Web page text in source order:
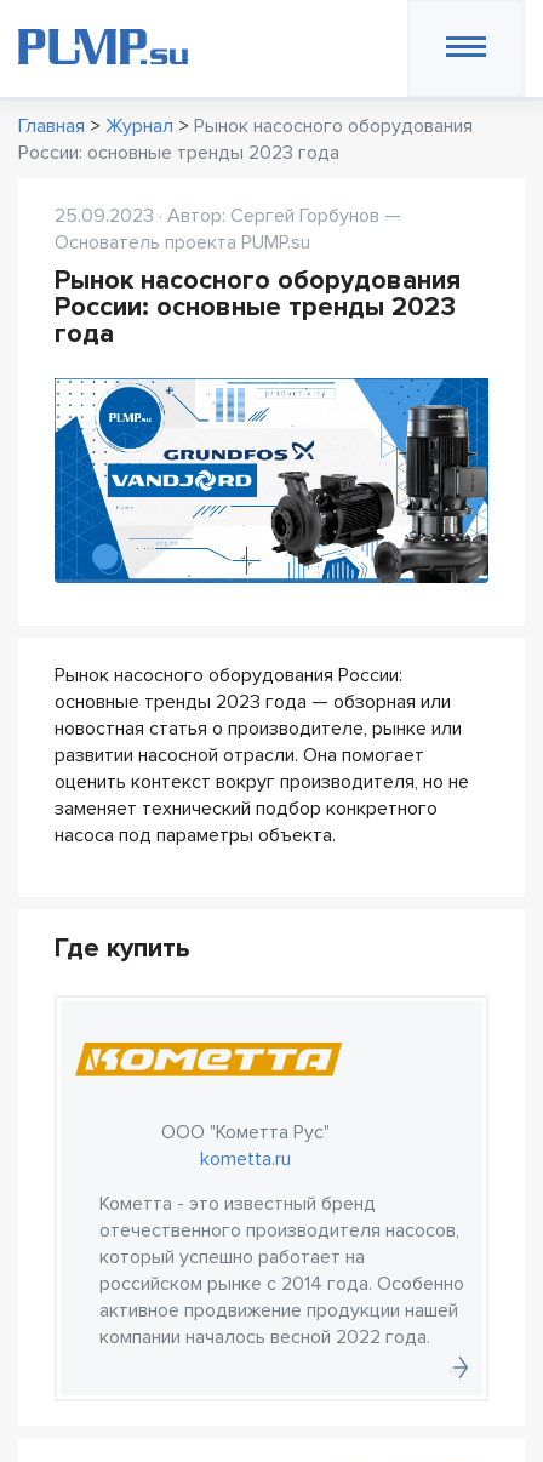
Главная > Журнал > Рынок насосного оборудования
России: основные тренды 2023 года
25.09.2023 · Автор: Сергей Горбунов —
Основатель проекта PUMP.su
Рынок насосного оборудования
России: основные тренды 2023
года
Рынок насосного оборудования России:
основные тренды 2023 года — обзорная или
новостная статья о производителе, рынке или
развитии насосной отрасли. Она помогает
оценить контекст вокруг производителя, но не
заменяет технический подбор конкретного
насоса под параметры объекта.
Где купить
ООО "Кометта Рус"
kometta.ru
Кометта - это известный бренд
отечественного производителя насосов,
который успешно работает на
российском рынке с 2014 года. Особенно
активное продвижение продукции нашей
компании началось весной 2022 года.